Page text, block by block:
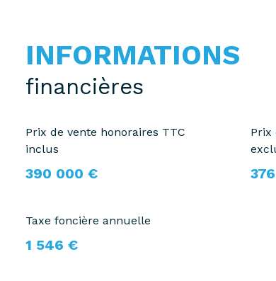
INFORMATIONS
financières
Prix de vente honoraires TTC
inclus
390 000 €
Prix
Taxe foncière annuelle
1 546 €